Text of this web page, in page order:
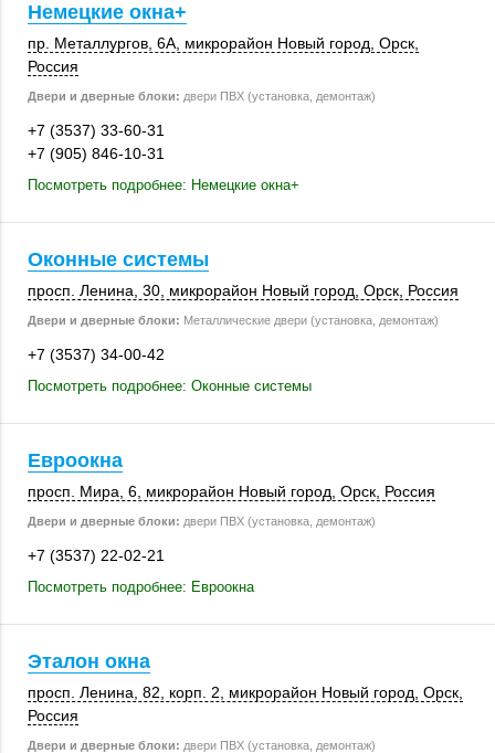
Немецкие окна+
пр. Металлургов, 6А , микрорайон Новый город, Орск
Россия
Двери и дверные блоки: двери ПВХ (установка, демонтаж)
+7 (3537) 33-60-31
+7 (905) 846-10-31
Посмотреть подробнее: Немецкие окна+
Оконные системы
просп. Ленина, 30 , микрорайон Новый город, Орск Россия
Двери и дверные блоки: Металлические двери (установка, демонтаж)
+7 (3537) 34-00-42
Посмотреть подробнее: Оконные системы
Евроокна
просп. Мира, 6 , микрорайон Новый город, Орск Россия
Двери и дверные блоки: двери ПВХ (установка, демонтаж)
+7 (3537) 22-02-21
Посмотреть подробнее: Евроокна
Эталон окна
просп. Ленина, 82 корп. 2 , микрорайон Новый город, Орск
Россия
Двери и дверные блоки: двери ПВХ (установка, демонтаж)